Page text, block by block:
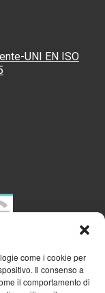
come i cookie per
Il consenso a
il comportamento di
UNI EN ISO